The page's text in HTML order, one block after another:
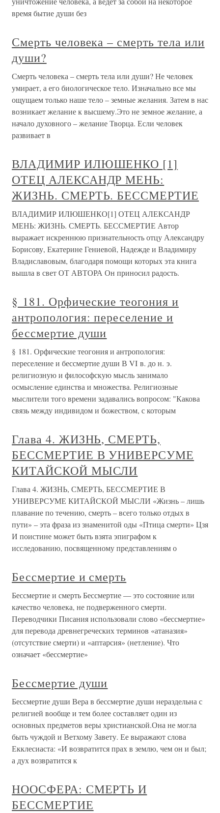
время бытие души без
Смерть человека – смерть тела или
души?
Смерть человека – смерть тела или души? Не человек
умирает, а его биологическое тело. Изначально все мы
ощущаем только наше тело – земные желания. Затем в нас
возникает желание к высшему.Это не земное желание, а
начало духовного – желание Творца. Если человек
развивает в
ВЛАДИМИР ИЛЮШЕНКО [1]
ОТЕЦ АЛЕКСАНДР МЕНЬ:
ЖИЗНЬ. СМЕРТЬ. БЕССМЕРТИЕ
ВЛАДИМИР ИЛЮШЕНКО[1] ОТЕЦ АЛЕКСАНДР
МЕНЬ: ЖИЗНЬ. СМЕРТЬ. БЕССМЕРТИЕ Автор
выражает искреннюю признательность отцу Александру
Борисову, Екатерине Гениевой, Надежде и Владимиру
Владиславовым, благодаря помощи которых эта книга
вышла в свет ОТ АВТОРА Он приносил радость.
§ 181. Орфические теогония и
антропология: переселение и
бессмертие души
§ 181. Орфические теогония и антропология:
переселение и бессмертие души В VI в. до н. э.
религиозную и философскую мысль занимало
осмысление единства и множества. Религиозные
мыслители того времени задавались вопросом: "Какова
связь между индивидом и божеством, с которым
Глава 4. ЖИЗНЬ, СМЕРТЬ,
БЕССМЕРТИЕ В УНИВЕРСУМЕ
КИТАЙСКОЙ МЫСЛИ
Глава 4. ЖИЗНЬ, СМЕРТЬ, БЕССМЕРТИЕ В
УНИВЕРСУМЕ КИТАЙСКОЙ МЫСЛИ «Жизнь – лишь
плавание по течению, смерть – всего только отдых в
пути» – эта фраза из знаменитой оды «Птица смерти» Цзя
И поистине может быть взята эпиграфом к
исследованию, посвященному представлениям о
Бессмертие и смерть
Бессмертие и смерть Бессмертие — это состояние или
качество человека, не подверженного смерти.
Переводчики Писания использовали слово «бессмертие»
для перевода древнегреческих терминов «атаназия»
(отсутствие смерти) и «аптарсия» (нетление). Что
означает «бессмертие»
Бессмертие души
Бессмертие души Вера в бессмертие души нераздельна с
религией вообще и тем более составляет один из
основных предметов веры христианской.Она не могла
быть чуждой и Ветхому Завету. Ее выражают слова
Екклесиаста: «И возвратится прах в землю, чем он и был;
а дух возвратится к
НООСФЕРА: СМЕРТЬ И
БЕССМЕРТИЕ